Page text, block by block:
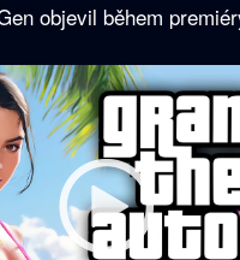
objevil během